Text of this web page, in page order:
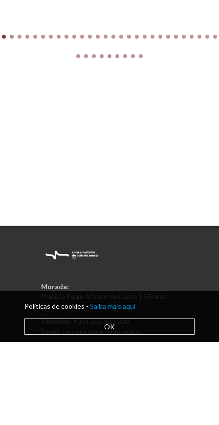
Morada:
Praceta Paulo Afonso da Cunha | Silvares
Telefone:+351 255 912 230
Email:
secretaria@acmlousada.pt
Políticas de cookies - Saiba mais aqui
OK